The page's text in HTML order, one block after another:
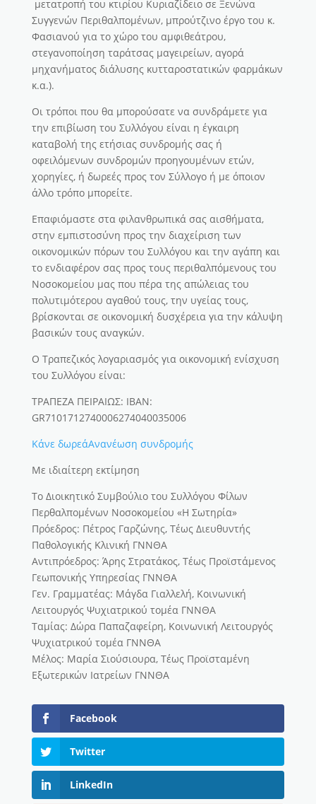
μετατροπή του κτιρίου Κυριαζίδειο σε Ξενώνα
Συγγενών Περιθαλπομένων, μπρούτζινο έργο του κ.
Φασιανού για το χώρο του αμφιθεάτρου,
στεγανοποίηση ταράτσας μαγειρείων, αγορά
μηχανήματος διάλυσης κυτταροστατικών φαρμάκων
κ.α.).
Οι τρόποι που θα μπορούσατε να συνδράμετε για
την επιβίωση του Συλλόγου είναι η έγκαιρη
καταβολή της ετήσιας συνδρομής σας ή
οφειλόμενων συνδρομών προηγουμένων ετών,
χορηγίες, ή δωρεές προς τον Σύλλογο ή με όποιον
άλλο τρόπο μπορείτε.
Επαφιόμαστε στα φιλανθρωπικά σας αισθήματα,
στην εμπιστοσύνη προς την διαχείριση των
οικονομικών πόρων του Συλλόγου και την αγάπη και
το ενδιαφέρον σας προς τους περιθαλπόμενους του
Νοσοκομείου μας που πέρα της απώλειας του
πολυτιμότερου αγαθού τους, την υγείας τους,
βρίσκονται σε οικονομική δυσχέρεια για την κάλυψη
βασικών τους αναγκών.
Ο Τραπεζικός λογαριασμός για οικονομική ενίσχυση
του Συλλόγου είναι:
ΤΡΑΠΕΖΑ ΠΕΙΡΑΙΩΣ: ΙΒΑΝ:
GR7101712740006274040035006
Κάνε δωρεάΑνανέωση συνδρομής
Με ιδιαίτερη εκτίμηση
Το Διοικητικό Συμβούλιο του Συλλόγου Φίλων
Περθαλπομένων Νοσοκομείου «Η Σωτηρία»
Πρόεδρος: Πέτρος Γαρζώνης, Τέως Διευθυντής
Παθολογικής Κλινική ΓΝΝΘΑ
Αντιπρόεδρος: Άρης Στρατάκος, Τέως Προϊστάμενος
Γεωπονικής Υπηρεσίας ΓΝΝΘΑ
Γεν. Γραμματέας: Μάγδα Γιαλλελή, Κοινωνική
Λειτουργός Ψυχιατρικού τομέα ΓΝΝΘΑ
Ταμίας: Δώρα Παπαζαφείρη, Κοινωνική Λειτουργός
Ψυχιατρικού τομέα ΓΝΝΘΑ
Μέλος: Μαρία Σιούσιουρα, Τέως Προϊσταμένη
Εξωτερικών Ιατρείων ΓΝΝΘΑ
Facebook
Twitter
LinkedIn